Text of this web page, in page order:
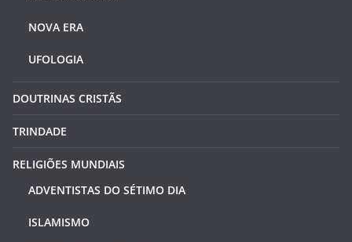
NOVA ERA
UFOLOGIA
DOUTRINAS CRISTÃS
TRINDADE
RELIGIÕES MUNDIAIS
ADVENTISTAS DO SÉTIMO DIA
ISLAMISMO